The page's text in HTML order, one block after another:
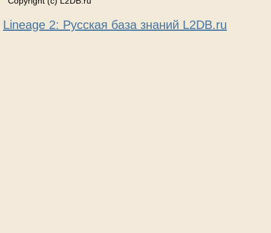
Lineage 2: Русская база знаний L2DB.ru